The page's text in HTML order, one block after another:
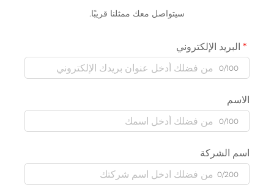
سيتواصل معك ممثلنا قريبًا.
البريد الإلكتروني
0/100
الاسم
0/100
اسم الشركة
0/200